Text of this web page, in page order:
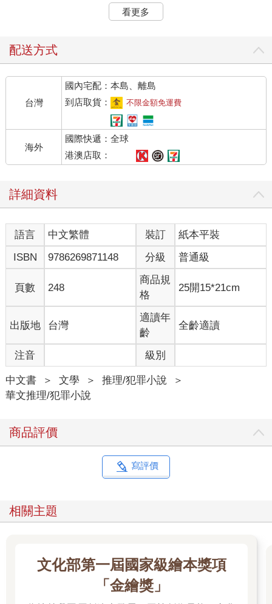
登時，當下的環境背景都是截然不同的。此次對談亦能一窺三位
作家在不同時代與《推理》雜誌的互動，也能藉此召喚回氛圍、
首先，想先請作家們回憶第一次投稿的背景、想法，作為創作者
響。
葉桑：我在與《推理》雜誌結緣之前，已經寫過很多小說、也出
過書。當時我在想要靠寫作開闢財源的話，還需要更多能夠發表
作品的舞台，偶然在圖書館裡閱讀到《推理》雜誌後，便打算自
己來投投看。
第一次投稿獲得成功刊登的是1988年的〈玻璃鞋〉，故事文青、
唯美的風格，收到了鄭秀媛編輯的肯定。她很喜歡且希望我多多
《推理》雜誌收稿不限字數，稿費也給得相對優渥，給予我不少
成為專職作家的信心。現在回想，非常感謝那個文學蓬勃發展的
時代，讓我能夠一直寫小說與出版成冊，到現在累積了許多作
品。
在我那個年代，投稿管道以報章雜誌為主，除非跟編輯有特別的
交情，不然很難找到長篇連載的篇幅，也造就當時推理創作以
我的創作觀受兩本書影響很大：松本清張的《砂之器》、森村誠
一的《人性的證明》，閱讀後深受感動。那時也讀了一系列好時
年出版社的作品，後來又看了連城三紀彥的小說，發現原來犯罪
推理小說也可以寫得這麼唯美，所以決定走這條路線。
由於《推理》雜誌上有很多名偵探的系列作品，也讓我設定了
「葉威廉」這個系列在雜誌上連載。葉威廉是我心目中理想的人
物形象，警察陳皓則來自我朋友的部分特質。寫系列角色的方便
之處，就是可以不用一直架設新的人物，在故事中也可以延續到
先前的發展。《推理》雜誌的存在孕育了葉威廉這位罕見的長、
既晴：我是在國中時發現《推理》雜誌的，當時本來在書店買參
考書。《推理》雜誌的封面都是找知名畫家來畫，在書局內擺飾
相當吸睛。林佛兒用心地為《推理》雜誌包裝出藝術感，不希望
讓其感覺廉價，這種有意識打造出的質感刊物，吸引了學生時期
作」，它告訴了我們推理小說不是只有外國人才能寫。
《推理》雜誌的內容很豐富，除了小說故事也有很多專欄，景翔
課業之外很重要的私人空間。
大學時期網際網路開始興起，我在網路上發現討論推理小說的論
壇，影響我持續關注這一塊領域，後來也藉由經營BBS討論區，
看更多
配送方式
台灣
國內宅配：本島、離島
到店取貨：
不限金額免運費
海外
國際快遞：全球
港澳店取：
詳細資料
語言 中文繁體 裝訂
紙本平裝
ISBN
9786269871148 分級 普通級
頁數 248
商品規
格
25開15*21cm
出版地 台灣
適讀年
齡
全齡適讀
注音 級別
中文書 ＞ 文學 ＞ 推理/犯罪小說
＞
華文推理/犯罪小說
商品評價
寫評價
相關主題
文化部第一屆國家級繪本獎項
「金繪獎」